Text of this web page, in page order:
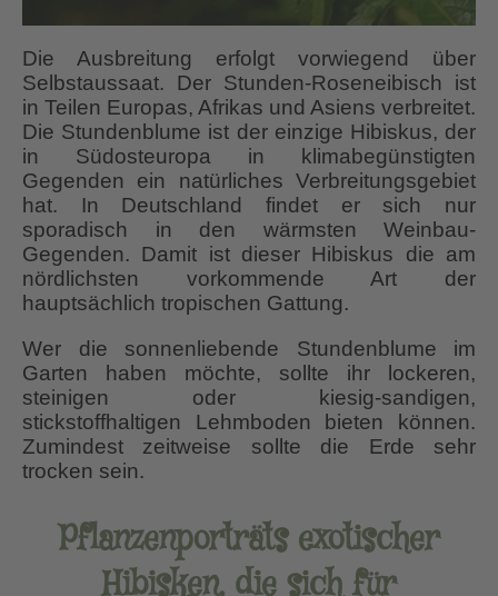
Die Ausbreitung erfolgt vorwiegend über
Selbstaussaat. Der Stunden-Roseneibisch ist
in Teilen Europas, Afrikas und Asiens verbreitet.
Die Stundenblume ist der einzige Hibiskus, der
in Südosteuropa in klimabegünstigten
Gegenden ein natürliches Verbreitungsgebiet
hat. In Deutschland findet er sich nur
sporadisch in den wärmsten Weinbau-
Gegenden. Damit ist dieser Hibiskus die am
nördlichsten vorkommende Art der
hauptsächlich tropischen Gattung.
Wer die sonnenliebende Stundenblume im
Garten haben möchte, sollte ihr lockeren,
steinigen oder kiesig-sandigen,
stickstoffhaltigen Lehmboden bieten können.
Zumindest zeitweise sollte die Erde sehr
trocken sein.
Pflanzenporträts exotischer
Hibisken, die sich für